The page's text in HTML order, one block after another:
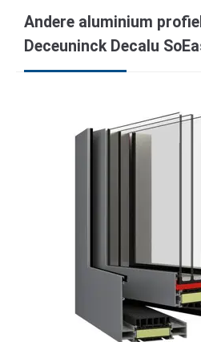
Andere aluminium
Deceuninck Decalu